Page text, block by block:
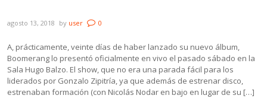
agosto 13, 2018 by user 0
A, prácticamente, veinte días de haber lanzado su nuevo álbum,
Boomerang lo presentó oficialmente en vivo el pasado sábado en la
Sala Hugo Balzo. El show, que no era una parada fácil para los
liderados por Gonzalo Zipitría, ya que además de estrenar disco,
estrenaban formación (con Nicolás Nodar en bajo en lugar de su […]